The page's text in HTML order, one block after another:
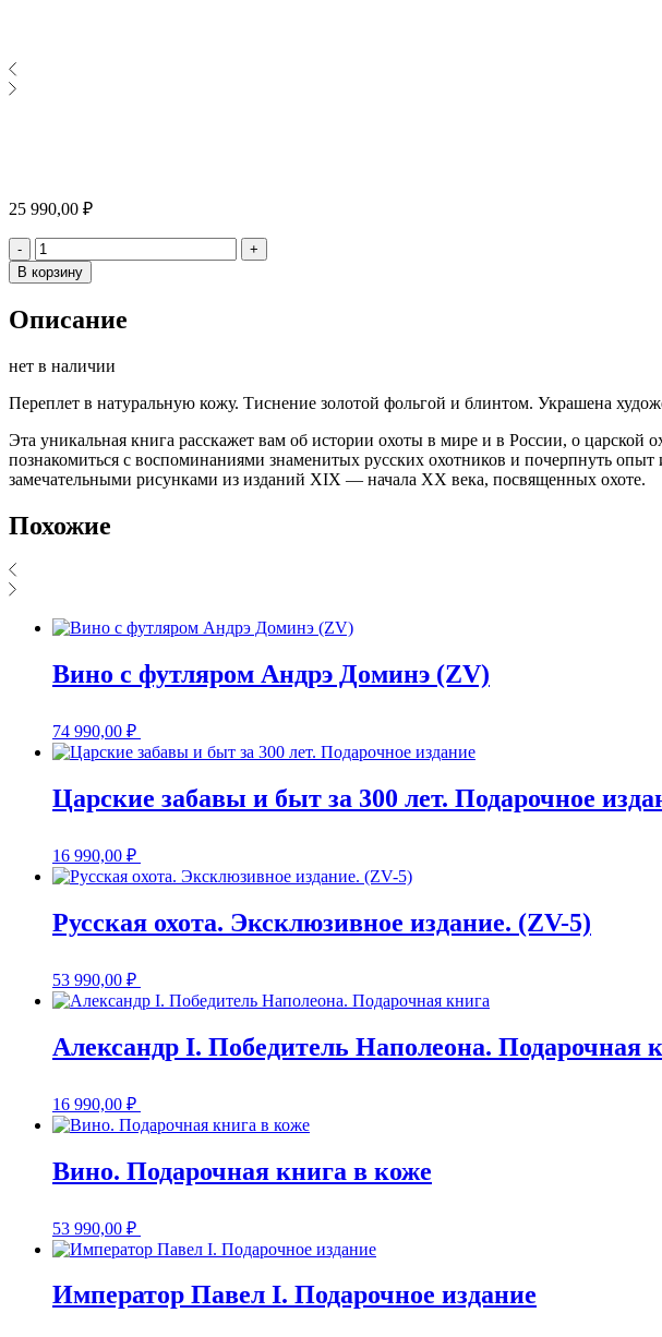
25 990,00 ₽
- Количество
+
В корзину
Описание
нет в наличии
Переплет в натуральную кожу. Тиснение золотой фольгой и блинтом. Украшена
Эта уникальная книга расскажет вам об истории охоты в мире и в России, о
познакомиться с воспоминаниями знаменитых русских охотников и почерпнуть
замечательными рисунками из изданий XIX — начала XX века, посвященных охоте.
Похожие
Вино с футляром Андрэ Доминэ (ZV)
74 990,00 ₽
Царские забавы и быт за 300 лет. Подарочное
16 990,00 ₽
Русская охота. Эксклюзивное издание. (ZV-5)
53 990,00 ₽
Александр I. Победитель Наполеона. Подарочная
16 990,00 ₽
Вино. Подарочная книга в коже
53 990,00 ₽
Император Павел I. Подарочное издание